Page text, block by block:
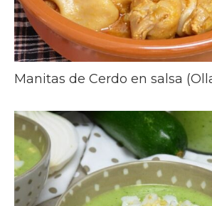
Manitas de Cerdo en salsa